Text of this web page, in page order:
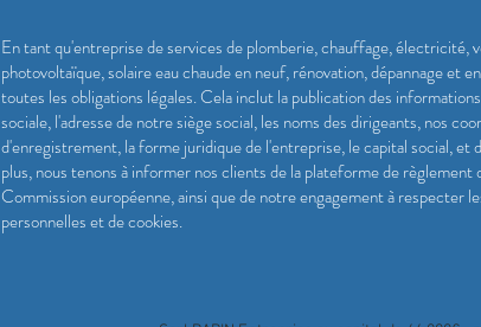
En tant qu'entreprise de services de plomberie, chauffage, électricité,
photovoltaïque, solaire eau chaude en neuf, rénovation, dépannage et
toutes les obligations légales. Cela inclut la publication des
sociale, l'adresse de notre siège social, les noms des dirigeants, nos
d'enregistrement, la forme juridique de l'entreprise, le capital social, et
plus, nous tenons à informer nos clients de la plateforme de
Commission européenne, ainsi que de notre engagement à respecter
personnelles et de cookies.